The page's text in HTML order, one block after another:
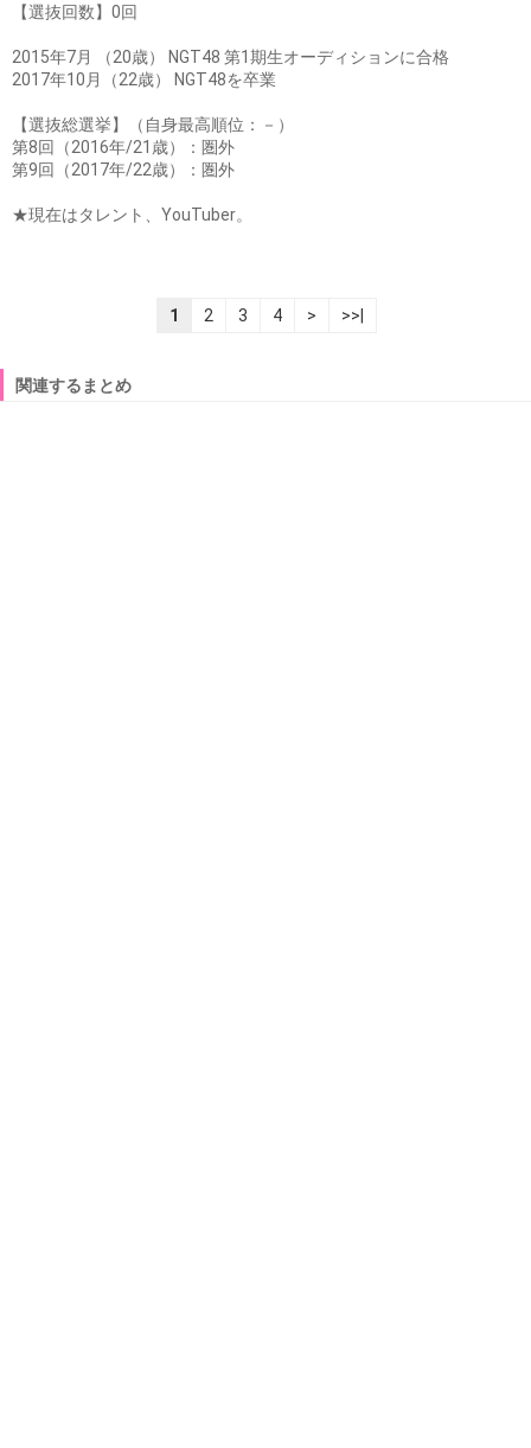
【選抜回数】0回
2015年7月 （20歳） NGT48 第1期生オーディションに合格
2017年10月（22歳） NGT48を卒業
【選抜総選挙】（自身最高順位：－）
第8回（2016年/21歳）：圏外
第9回（2017年/22歳）：圏外
★現在はタレント、YouTuber。
1 2 3 4 > >>|
関連するまとめ